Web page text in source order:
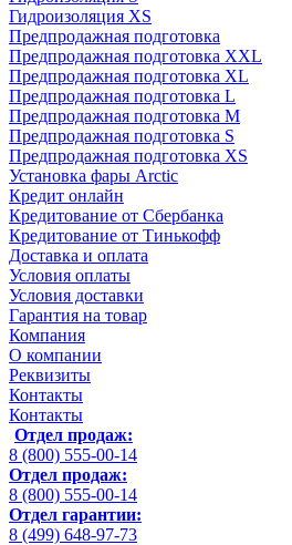
Гидроизоляция XS
Предпродажная подготовка
Предпродажная подготовка XXL
Предпродажная подготовка XL
Предпродажная подготовка L
Предпродажная подготовка M
Предпродажная подготовка S
Предпродажная подготовка XS
Установка фары Arctic
Кредит онлайн
Кредитование от Сбербанка
Кредитование от Тинькофф
Доставка и оплата
Условия оплаты
Условия доставки
Гарантия на товар
Компания
О компании
Реквизиты
Контакты
Контакты
Отдел продаж:
8 (800) 555-00-14
Отдел продаж:
8 (800) 555-00-14
Отдел гарантии:
8 (499) 648-97-73